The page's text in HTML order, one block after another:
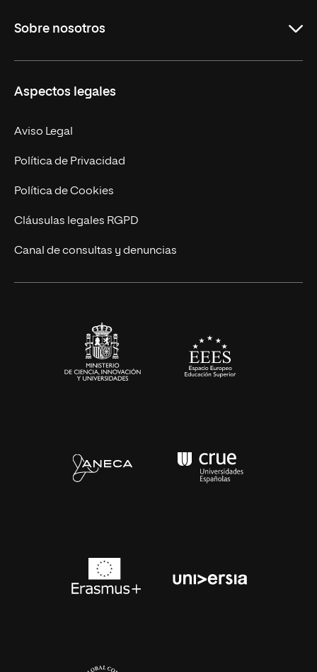
Másteres Oficiales
Doctorados
Experto Universitario
Postgrados
Cursos Universitarios
Sobre nosotros
Facultades
Nuestro Equipo
Trabaja en UNIR
Actualidad
UNIR Revista
Eventos
Aspectos legales
Aviso Legal
Política de Privacidad
Política de Cookies
Cláusulas legales RGPD
Canal de consultas y denuncias